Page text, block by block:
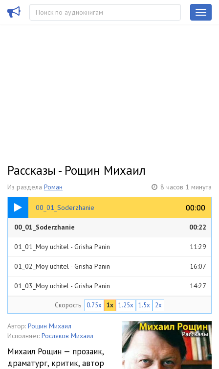
Рассказы - Рощин Михаил
Из раздела Роман 8 часов 1 минута
00_01_Soderzhanie 00:00
00:00
00:22
00_01_Soderzhanie 00:22
01_01_Moy uchitel - Grisha Panin 11:29
01_02_Moy uchitel - Grisha Panin 16:07
01_03_Moy uchitel - Grisha Panin 14:27
01_04_Moy uchitel - Grisha Panin
01_05_Moy uchitel - Grisha Panin 06:27
13:07
01_07_Moy uchitel - Grisha Panin 14:26
Скорость 0.75x 1x 1.25x 1.5x 2x
Автор: Рощин Михаил
Исполняет: Росляков Михаил
Михаил Рощин — прозаик,
драматург, критик, автор